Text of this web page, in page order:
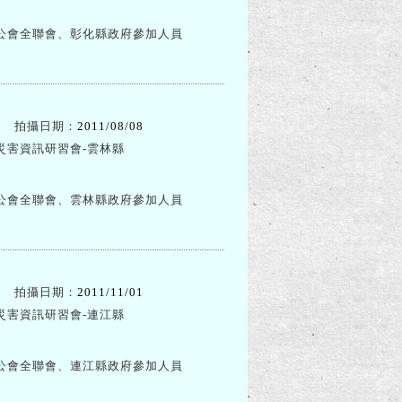
全聯會、彰化縣政府參加人員
拍攝日期： 2011/08/08
害資訊研習會-雲林縣
全聯會、雲林縣政府參加人員
拍攝日期： 2011/11/01
害資訊研習會-連江縣
全聯會、連江縣政府參加人員